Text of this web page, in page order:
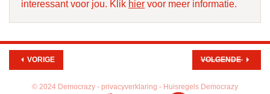
interessant voor jou. Klik hier voor meer informatie.
VORIGE VOLGENDE
© 2024 Democrazy - privacyverklaring - Huisregels Democrazy